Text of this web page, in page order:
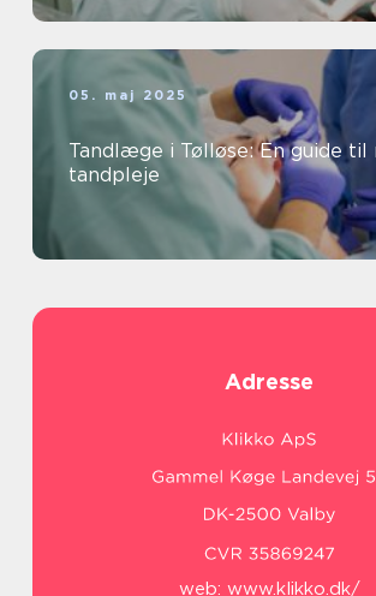
05. maj 2025
Tandlæge i Tølløse: En guide til
tandpleje
Adresse
web: www.klikko.dk/